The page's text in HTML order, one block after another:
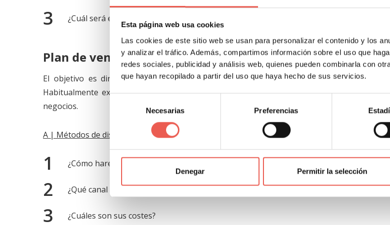
Esta página web usa cookies
Las cookies de este sitio web se usan para personalizar el contenido y los
y analizar el tráfico. Además, compartimos información sobre el uso que
redes sociales, publicidad y análisis web, quienes pueden combinarla con
que hayan recopilado a partir del uso que haya hecho de sus servicios.
consentimiento
Necesarias Preferencias
Denegar Permitir la selección
¿Cuál será el retorno de la inversión realizada y para cuándo?
Plan de ventas y distribución (Place)
El objetivo es directamentevender el producto o servicio, el cómo, es lo que se
Habitualmente existen tres partes diferentes de venta y distribución, posiblemente no
negocios.
A | Métodos de distribución
¿Cómo haremos llegar al cliente el producto o servicio?
¿Qué canal de distribución utilizaremos?
¿Cuáles son sus costes?